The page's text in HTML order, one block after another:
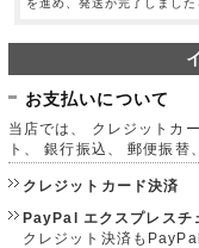
を進め、発送が完了しまし
お支払いについて
当店では、 クレジットカ
ト、 銀行振込、 郵便振替
クレジットカード決済
PayPal エクスプレスチ
クレジット決済も